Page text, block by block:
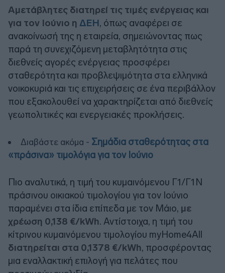
Αμετάβλητες διατηρεί τις τιμές ενέργειας και
για τον Ιούνιο η ΔΕΗ, όπως αναφέρει σε
ανακοίνωσή της η εταιρεία, σημειώνοντας πως
παρά τη συνεχιζόμενη μεταβλητότητα στις
διεθνείς αγορές ενέργειας προσφέρει
σταθερότητα και προβλεψιμότητα στα ελληνικά
νοικοκυριά και τις επιχειρήσεις σε ένα περιβάλλον
που εξακολουθεί να χαρακτηρίζεται από διεθνείς
γεωπολιτικές και ενεργειακές προκλήσεις.
Διαβάστε ακόμα - Σημάδια σταθερότητας στα
«πράσινα» τιμολόγια για τον Ιούνιο
Πιο αναλυτικά, η τιμή του κυμαινόμενου Γ1/Γ1Ν
πράσινου οικιακού τιμολογίου για τον Ιούνιο
παραμένει στα ίδια επίπεδα με τον Μάιο, με
χρέωση 0,138 €/kWh. Αντίστοιχα, η τιμή του
κίτρινου κυμαινόμενου τιμολογίου myHome4All
διατηρείται στα 0,1378 €/kWh, προσφέροντας
μια εναλλακτική επιλογή για πελάτες που